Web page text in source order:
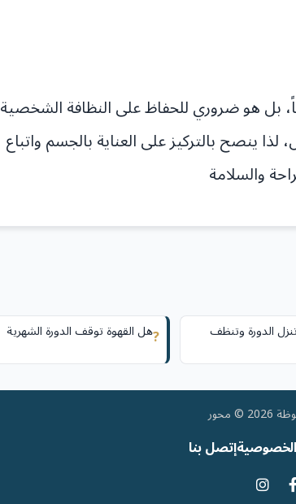
بل هو ضروري للحفاظ على النظافة الشخصية
ينصح بالتركيز على العناية بالجسم واتباع
والسلامة
الدورة وتنظف ?هل القهوة توقف الدورة الشهرية
إتصل بنا